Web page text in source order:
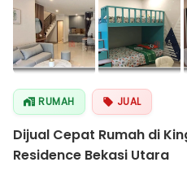
RUMAH JUAL
Dijual Cepat Rumah di
Residence Bekasi Utara